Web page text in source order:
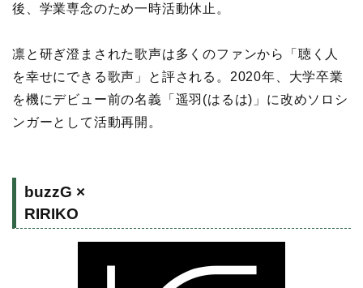
後、学業専念のため一時活動休止。
凛と研ぎ澄まされた歌声は多くのファンから「聴く人
を幸せにできる歌声」と評される。2020年、大学卒業
を機にデビュー前の名義「遥羽(はるは)」に改めソロシ
ンガーとして活動再開。
buzzG ×
RIRIKO